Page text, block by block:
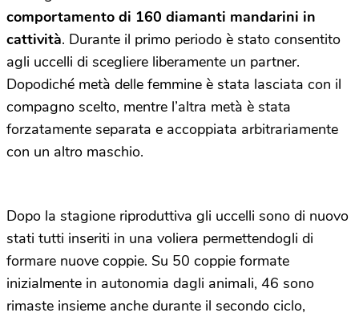
comportamento di 160 diamanti mandarini in
cattività. Durante il primo periodo è stato consentito
agli uccelli di scegliere liberamente un partner.
Dopodiché metà delle femmine è stata lasciata con il
compagno scelto, mentre l’altra metà è stata
forzatamente separata e accoppiata arbitrariamente
con un altro maschio.
Dopo la stagione riproduttiva gli uccelli sono di nuovo
stati tutti inseriti in una voliera permettendogli di
formare nuove coppie. Su 50 coppie formate
inizialmente in autonomia dagli animali, 46 sono
rimaste insieme anche durante il secondo ciclo,